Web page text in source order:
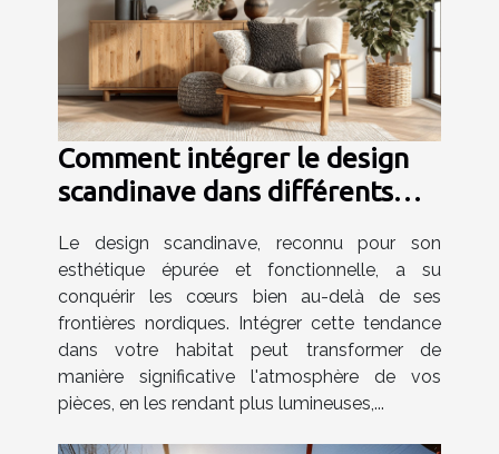
Comment intégrer le design
scandinave dans différents
Le design scandinave, reconnu pour son
esthétique épurée et fonctionnelle, a su
conquérir les cœurs bien au-delà de ses
frontières nordiques. Intégrer cette tendance
dans votre habitat peut transformer de
manière significative l'atmosphère de vos
pièces, en les rendant plus lumineuses,...